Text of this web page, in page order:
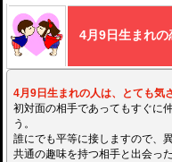
4月9日生まれの
4月9日生まれの人は、とても気
初対面の相手であってもすぐに
う。
誰にでも平等に接しますので、
共通の趣味を持つ相手と出会っ